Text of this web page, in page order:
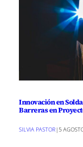
Innovación en
Barreras en
SILVIA PASTOR | 5